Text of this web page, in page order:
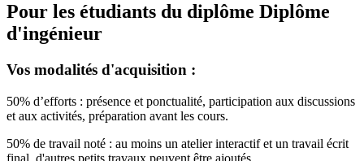
Pour les étudiants du diplôme Diplôme
d'ingénieur
Vos modalités d'acquisition :
50% d’efforts : présence et ponctualité, participation aux discussions
et aux activités, préparation avant les cours.
50% de travail noté : au moins un atelier interactif et un travail écrit
final, d'autres petits travaux peuvent être ajoutés.